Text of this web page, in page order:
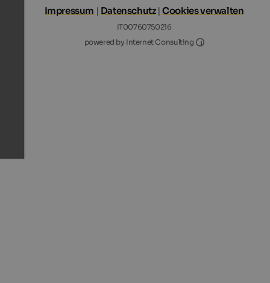
Impressum | Datenschutz|Cookies verwalten
IT00760750216
powered by Internet Consulting
Internet